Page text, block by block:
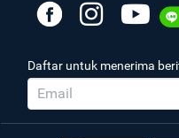
Daftar untuk menerima